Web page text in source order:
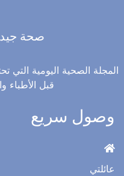
صحة
المجلة الصحية اليومية
قبل الأطباء
وصول سريع
عائلتي